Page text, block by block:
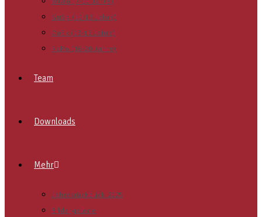
GuSp (10-13 Jahre)
CaEx (13-16 Jahre)
RaRo (16-20 Jahre)
Team
Downloads
Mehr
Jahresrückblick 2025
Bildergalerie